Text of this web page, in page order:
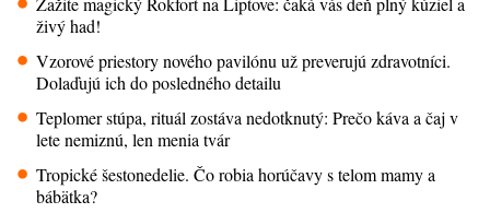
živý had!
Vzorové priestory nového pavilónu už preverujú zdravotníci.
Dolaďujú ich do posledného detailu
Teplomer stúpa, rituál zostáva nedotknutý: Prečo káva a čaj v
lete nemiznú, len menia tvár
Tropické šestonedelie. Čo robia horúčavy s telom mamy a
bábätka?